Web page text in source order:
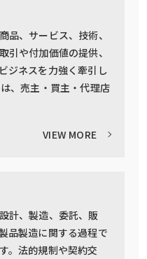
品、サービス、技術、
引や付加価値の提供、
ジネスを力強く牽引し
、売主・買主・代理店
VIEW MORE
計、製造、委託、販
品製造に関する過程で
。法的規制や契約交